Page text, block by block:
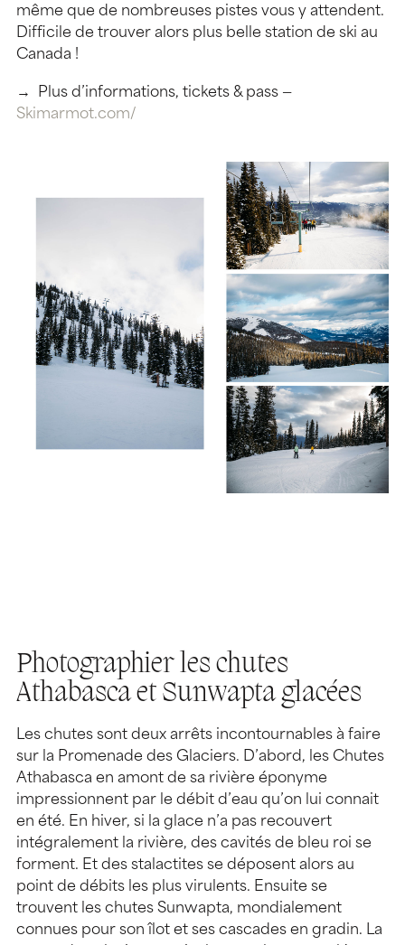
même que de nombreuses pistes vous y attendent.
Difficile de trouver alors plus belle station de ski au
Canada !
→ Plus d’informations, tickets & pass —
Skimarmot.com/
Photographier les chutes
Athabasca et Sunwapta glacées
Les chutes sont deux arrêts incontournables à faire
sur la Promenade des Glaciers. D’abord, les Chutes
Athabasca en amont de sa rivière éponyme
impressionnent par le débit d’eau qu’on lui connait
en été. En hiver, si la glace n’a pas recouvert
intégralement la rivière, des cavités de bleu roi se
forment. Et des stalactites se déposent alors au
point de débits les plus virulents. Ensuite se
trouvent les chutes Sunwapta, mondialement
connues pour son îlot et ses cascades en gradin. La